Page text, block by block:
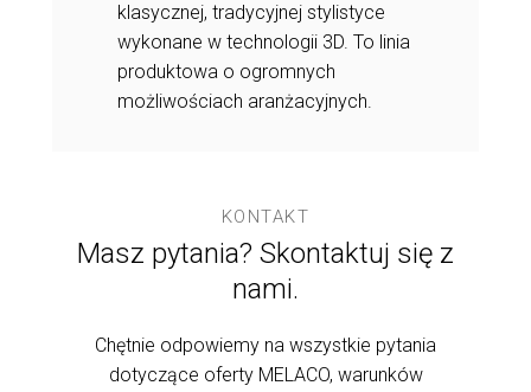
klasycznej, tradycyjnej stylistyce
wykonane w technologii 3D. To linia
produktowa o ogromnych
możliwościach aranżacyjnych.
KONTAKT
Masz pytania? Skontaktuj się z
nami.
Chętnie odpowiemy na wszystkie pytania
dotyczące oferty MELACO, warunków